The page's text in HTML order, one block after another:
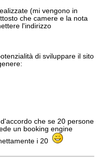
(mi vengono in
che camere e la nota
l'indirizzo
di sviluppare il sito
che se 20 persone
un booking engine
i 20